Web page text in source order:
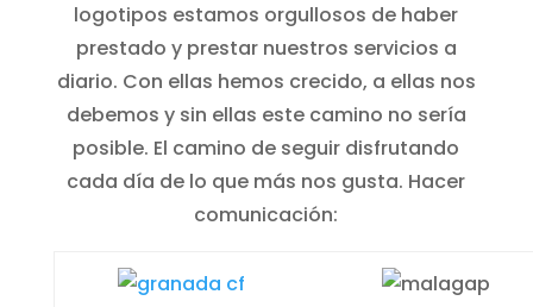
logotipos estamos orgullosos de haber
prestado y prestar nuestros servicios a
diario. Con ellas hemos crecido, a ellas nos
debemos y sin ellas este camino no sería
posible. El camino de seguir disfrutando
cada día de lo que más nos gusta. Hacer
comunicación: